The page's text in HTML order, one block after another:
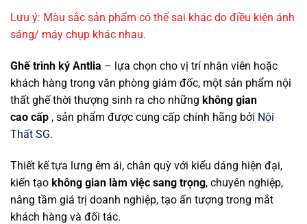
Lưu ý: Màu sắc sản phẩm có thể sai khác do điều kiện ánh
sáng/ máy chụp khác nhau.
Ghế trình ký Antlia – lựa chọn cho vị trí nhân viên hoặc
khách hàng trong văn phòng giám đốc, một sản phẩm nội
thất ghế thời thượng sinh ra cho những không gian
cao cấp , sản phẩm được cung cấp chính hãng bởi Nội
Thất SG.
Thiết kếtựa lưng êm ái, chân quỳ với kiểu dáng hiện đại,
kiến tạo không gian làm việc sang trọng, chuyên nghiệp,
nâng tầm giá trị doanh nghiệp, tạo ấn tượng trong mắt
khách hàng và đối tác.